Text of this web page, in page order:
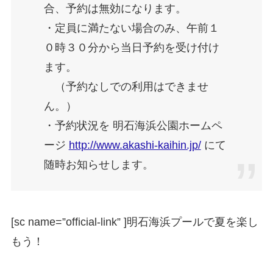
合、予約は無効になります。
・定員に満たない場合のみ、午前１
０時３０分から当日予約を受け付け
ます。
（予約なしでの利用はできませ
ん。）
・予約状況を 明石海浜公園ホームペ
ージ http://www.akashi-kaihin.jp/にて
随時お知らせします。
[sc name=”official-link” ]明石海浜プールで夏を楽し
もう！